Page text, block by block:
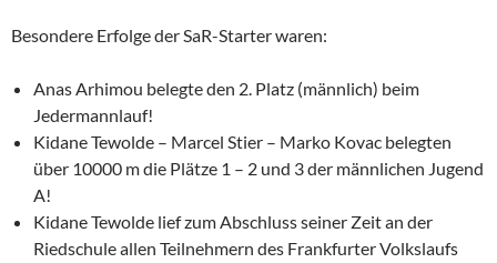
Besondere Erfolge der SaR-Starter waren:
Anas Arhimou belegte den 2. Platz (männlich) beim
Jedermannlauf!
Kidane Tewolde – Marcel Stier – Marko Kovac belegten
über 10000 m die Plätze 1 – 2 und 3 der männlichen Jugend
A!
Kidane Tewolde lief zum Abschluss seiner Zeit an der
Riedschule allen Teilnehmern des Frankfurter Volkslaufs